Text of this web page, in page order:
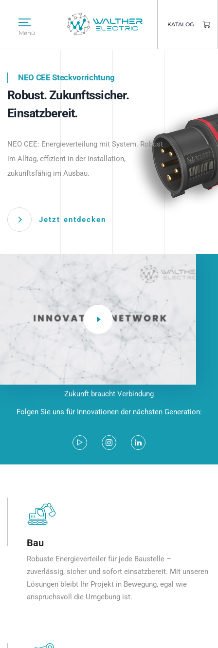
Menü
KATALOG
Intelligente Stromverteilung
beginnt hier.
NEO CEE Steckvorrichtung
Robust. Zukunftssicher.
Einsatzbereit.
NEO CEE: Energieverteilung mit System. Robust
im Alltag, effizient in der Installation,
zukunftsfähig im Ausbau.
Jetzt entdecken
Intelligenz trifft Energie.
Anwendungen – robust, IP-geschützt und
zukunftsfähig.
Zukunft braucht Verbindung
Folgen Sie uns für Innovationen der nächsten Generation:
Bau
Robuste Energieverteiler für jede Baustelle –
zuverlässig, sicher und sofort einsatzbereit. Mit unseren
Lösungen bleibt Ihr Projekt in Bewegung, egal wie
anspruchsvoll die Umgebung ist.